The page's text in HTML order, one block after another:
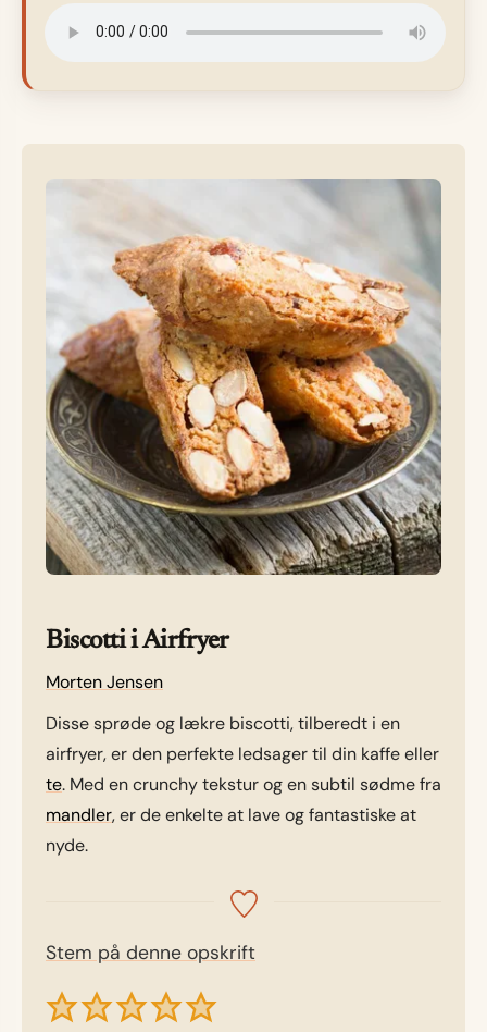
Biscotti i Airfryer
Morten Jensen
Disse sprøde og lækre biscotti, tilberedt i en
airfryer, er den perfekte ledsager til din kaffe eller
te. Med en crunchy tekstur og en subtil sødme fra
mandler, er de enkelte at lave og fantastiske at
nyde.
Stem på denne opskrift